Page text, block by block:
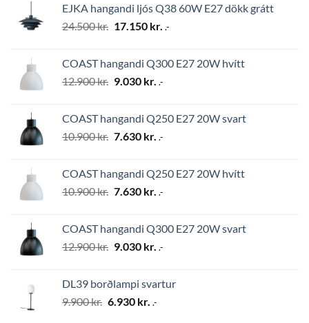
2.794 kr..1.956 kr..
EJKA hangandi ljós Q38 60W E27 dökk grátt
24.500kr. Original
24.500 kr..
17.150 kr. Current
17.150 kr..
.-
COAST hangandi Q300 E27 20W hvítt
12.900kr. Original
12.900 kr..
9.030 kr. Current
9.030 kr..
.-
COAST hangandi Q250 E27 20W svart
10.900kr. Original
10.900 kr..
7.630 kr. Current
7.630 kr..
.-
COAST hangandi Q250 E27 20W hvítt
10.900kr. Original
10.900 kr..
7.630 kr. Current
7.630 kr..
.-
COAST hangandi Q300 E27 20W svart
12.900kr. Original
12.900 kr..
9.030 kr. Current
9.030 kr..
.-
DL39 borðlampi svartur
9.900kr. Original
6.930 kr. Current
.-